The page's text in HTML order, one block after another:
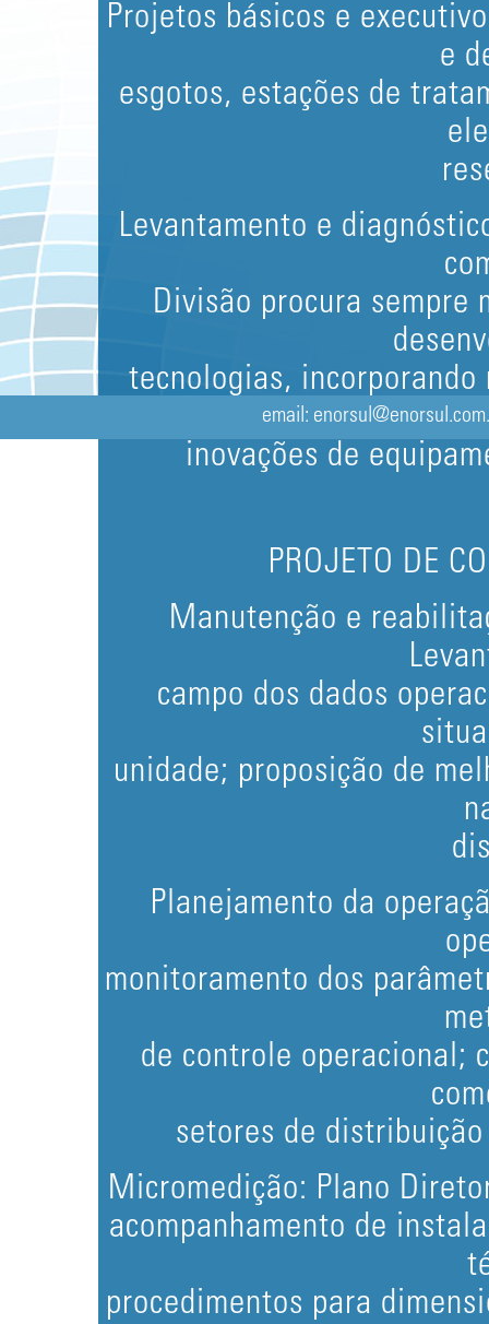
Projetos básicos e
e
esgotos, estações de
Levantamento e
Divisão procura sempre
tecnologias,
inovações de
PROJETO DE
Manutenção e
campo dos dados
unidade; proposição de
Planejamento da
monitoramento dos
de controle operacional;
setores de
Micromedição: Plano
acompanhamento de
procedimentos para
email: